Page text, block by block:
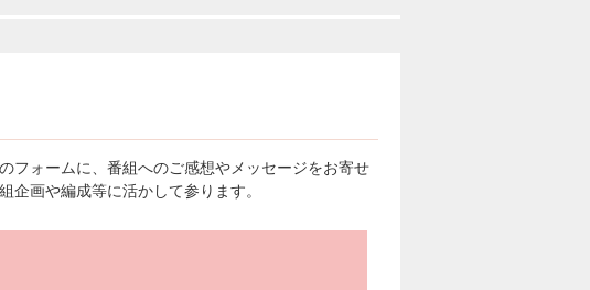
フォームに、番組へのご感想やメッセージをお寄せ
企画や編成等に活かして参ります。